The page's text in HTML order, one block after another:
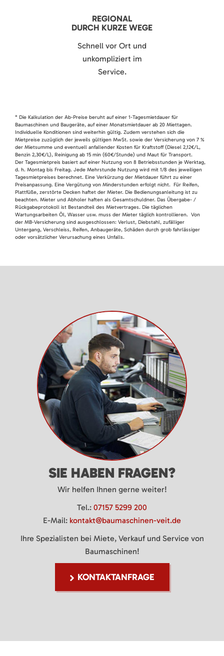
REGIONAL
DURCH KURZE WEGE
Schnell vor Ort und
unkompliziert im
Service.
* Die Kalkulation der Ab-Preise beruht auf einer 1-Tagesmietdauer für
Baumaschinen und Baugeräte, auf einer Monatsmietdauer ab 20 Miettagen.
Individuelle Konditionen sind weiterhin gültig. Zudem verstehen sich die
Mietpreise zuzüglich der jeweils gültigen MwSt. sowie der Versicherung von 7 %
der Mietsumme und eventuell anfallender Kosten für Kraftstoff (Diesel 2,12€/L,
Benzin 2,30€/L), Reinigung ab 15 min (60€/Stunde) und Maut für Transport.
Der Tagesmietpreis basiert auf einer Nutzung von 8 Betriebsstunden je Werktag,
d. h. Montag bis Freitag. Jede Mehrstunde Nutzung wird mit 1/8 des jeweiligen
Tagesmietpreises berechnet. Eine Verkürzung der Mietdauer führt zu einer
Preisanpassung. Eine Vergütung von Minderstunden erfolgt nicht. Für Reifen,
Plattfüße, zerstörte Decken haftet der Mieter. Die Bedienungsanleitung ist zu
beachten. Mieter und Abholer haften als Gesamtschuldner. Das Übergabe- /
Rückgabeprotokoll ist Bestandteil des Mietvertrages. Die täglichen
Wartungsarbeiten Öl, Wasser usw. muss der Mieter täglich kontrollieren. Von
der MB-Versicherung sind ausgeschlossen: Verlust, Diebstahl, zufälliger
Untergang, Verschleiss, Reifen, Anbaugeräte, Schäden durch grob fahrlässiger
oder vorsätzlicher Verursachung eines Unfalls.
SIE HABEN FRAGEN?
Wir helfen Ihnen gerne weiter!
Tel.: 07157 5299 200
E-Mail: kontakt@baumaschinen-veit.de
Ihre Spezialisten bei Miete, Verkauf und Service von
Baumaschinen!
KONTAKTANFRAGE